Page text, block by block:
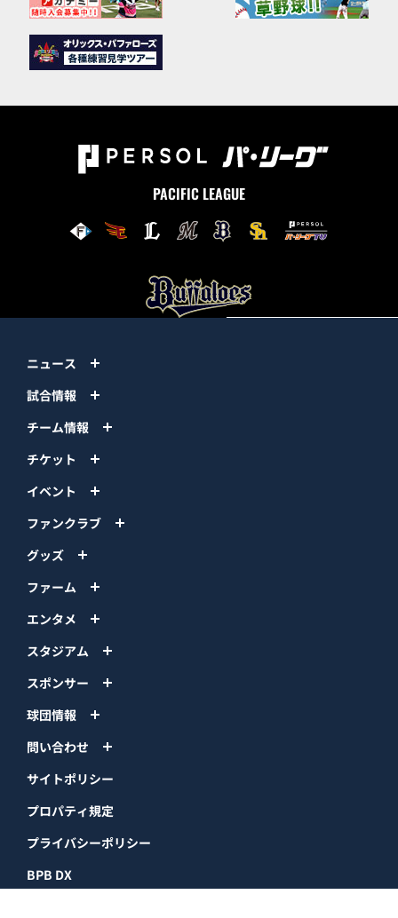
PACIFIC LEAGUE
ニュース
試合情報
チーム情報
チケット
イベント
ファンクラブ
グッズ
ファーム
エンタメ
スタジアム
スポンサー
球団情報
問い合わせ
サイトポリシー
プロパティ規定
プライバシーポリシー
BPB DX